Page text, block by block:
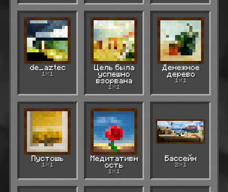
de_aztec
1×1
Цель была
успешно
взорвана
1×1
Денежное
дерево
1×1
Пустошь
1×1
Медитативн
ость
1×1
Бассейн
2×1